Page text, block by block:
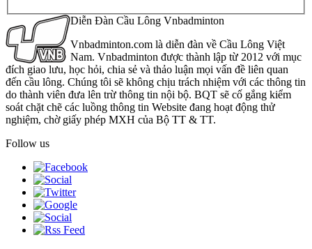
Diễn Đàn Cầu Lông Vnbadminton
Vnbadminton.com là diễn đàn về Cầu Lông Việt
Nam. Vnbadminton được thành lập từ 2012 với mục
đích giao lưu, học hỏi, chia sẻ và thảo luận mọi vấn đề liên quan
đến cầu lông. Chúng tôi sẽ không chịu trách nhiệm với các thông tin
do thành viên đưa lên trừ thông tin nội bộ. BQT sẽ cố gắng kiểm
soát chặt chẽ các luồng thông tin Website đang hoạt động thử
nghiệm, chờ giấy phép MXH của Bộ TT & TT.
Follow us